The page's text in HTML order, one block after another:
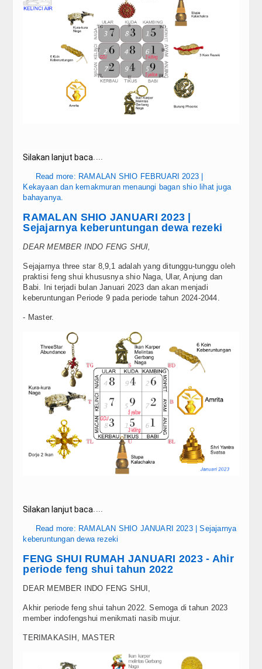
Silakan lanjut baca....
Read more: RAMALAN SHIO FEBRUARI 2023 |
Kekayaan dan kemakmuran menaungi bagan shio lihat juga
bahayanya.
RAMALAN SHIO JANUARI 2023 |
Sejajarnya keberuntungan dewa rezeki
DEAR MEMBER INDO FENG SHUI,
Sejajarnya three star 8,9,1 adalah yang ditunggu-tunggu oleh
praktisi feng shui khususnya shio Naga, Ular, Anjung dan
Babi. Ini terjadi bulan Januari 2023 dan akan menjadi
keberuntungan Periode 9 pada periode tahun 2024-2044.
- Master.
Silakan lanjut baca....
Read more: RAMALAN SHIO JANUARI 2023 | Sejajarnya
keberuntungan dewa rezeki
FENG SHUI RUMAH JANUARI 2023 - Ahir
periode feng shui tahun 2022
DEAR MEMBER INDO FENG SHUI,
Akhir periode feng shui tahun 2022. Semoga di tahun 2023
member indofengshui menikmati nasib mujur.
TERIMAKASIH, MASTER